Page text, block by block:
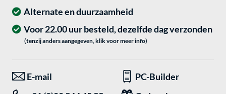
Alternate en duurzaamheid
Voor 22.00 uur besteld, dezelfde dag verzonden
(tenzij anders aangegeven, klik voor meer info)
E-mail
PC-Builder